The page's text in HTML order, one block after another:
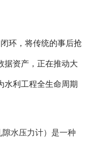
闭环，将传统的事后抢
据资产，正在推动大
水利工程全生命周期
隙水压力计）是一种